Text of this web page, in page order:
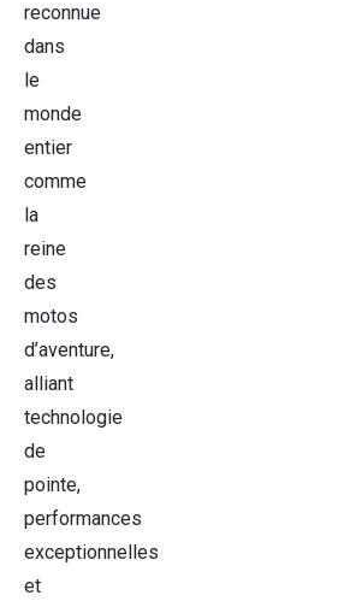
reconnue
dans
le
monde
entier
comme
la
reine
des
motos
d’aventure,
alliant
technologie
de
pointe,
performances
exceptionnelles
et